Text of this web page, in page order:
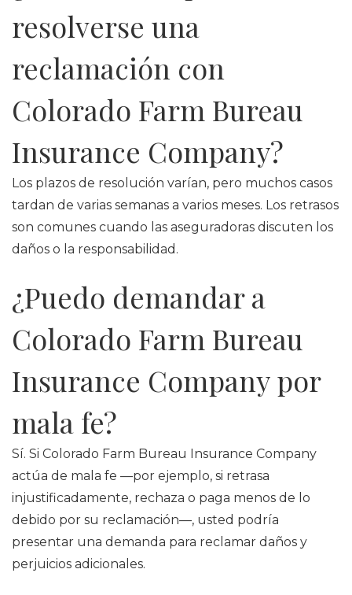
resolverse una
reclamación con
Colorado Farm Bureau
Insurance Company?
Los plazos de resolución varían, pero muchos casos
tardan de varias semanas a varios meses. Los retrasos
son comunes cuando las aseguradoras discuten los
daños o la responsabilidad.
¿Puedo demandar a
Colorado Farm Bureau
Insurance Company por
mala fe?
Sí. Si Colorado Farm Bureau Insurance Company
actúa de mala fe —por ejemplo, si retrasa
injustificadamente, rechaza o paga menos de lo
debido por su reclamación—, usted podría
presentar una demanda para reclamar daños y
perjuicios adicionales.